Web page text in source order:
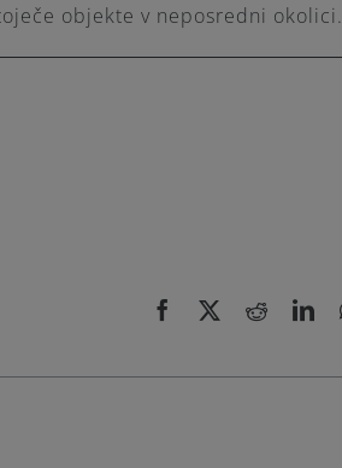
objekte v neposredni okolici.
Facebook Reddit